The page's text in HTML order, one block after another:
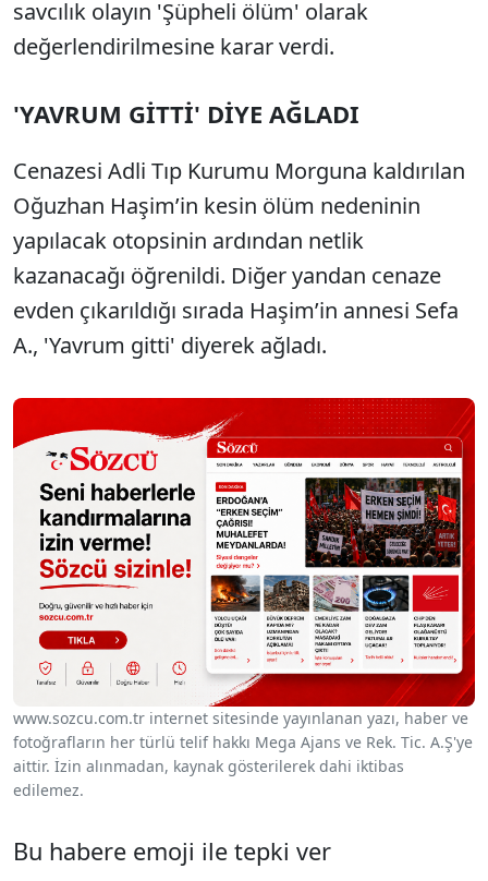
savcılık olayın 'Şüpheli ölüm' olarak
değerlendirilmesine karar verdi.
'YAVRUM GİTTİ' DİYE AĞLADI
Cenazesi Adli Tıp Kurumu Morguna kaldırılan
Oğuzhan Haşim’in kesin ölüm nedeninin
yapılacak otopsinin ardından netlik
kazanacağı öğrenildi. Diğer yandan cenaze
evden çıkarıldığı sırada Haşim’in annesi Sefa
A., 'Yavrum gitti' diyerek ağladı.
www.sozcu.com.tr internet sitesinde yayınlanan yazı, haber ve
fotoğrafların her türlü telif hakkı Mega Ajans ve Rek. Tic. A.Ş'ye
aittir. İzin alınmadan, kaynak gösterilerek dahi iktibas
edilemez.
Bu habere emoji ile tepki ver